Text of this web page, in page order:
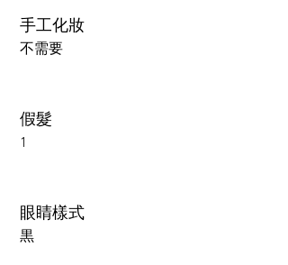
手工化妝
不需要
假髮
1
眼睛樣式
黒